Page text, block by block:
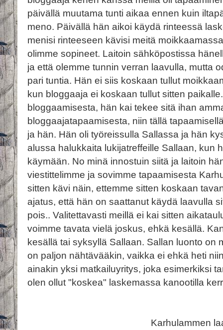
päivällä muutama tunti aikaa ennen kuin
meno. Päivällä hän aikoi käydä rinteessä
menisi rinteeseen kävisi meitä
olimme sopineet. Laitoin sähköpostissa
ja että olemme tunnin verran laavulla, mutta
pari tuntia. Hän ei siis koskaan tullut
kun bloggaaja ei koskaan tullut sitten
bloggaamisesta, hän kai tekee sitä ihan
bloggaajatapaamisesta, niin tällä
ja hän. Hän oli työreissulla Sallassa ja hän
alussa halukkaita lukijatreffeille Sallaan, kun
käymään. No minä innostuin siitä ja laitoin
viestittelimme ja sovimme tapaamisesta
sitten kävi näin, ettemme sitten koskaan
ajatus, että hän on saattanut käydä laavulla
pois.. Valitettavasti meillä ei kai sitten
voimme tavata vielä joskus, ehkä kesällä.
kesällä tai syksyllä Sallaan. Sallan luonto on
on paljon nähtävääkin, vaikka ei ehkä heti
ainakin yksi matkailuyritys, joka esimerkiksi
olen ollut "koskea" laskemassa kanootilla
Karhulammen